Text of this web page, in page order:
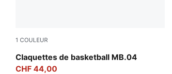
1 COULEUR
Claquettes de basketball MB.04
Aquatic-For All Time Red
CHF 44,00